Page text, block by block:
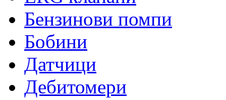
Бензинови помпи
Бобини
Датчици
Дебитомери